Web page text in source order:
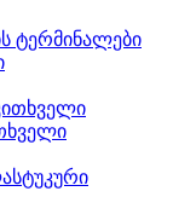
ტერმინალები